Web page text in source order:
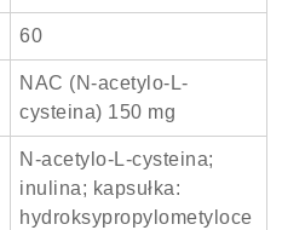
60
NAC (N-acetylo-L-
cysteina) 150 mg
N-acetylo-L-cysteina;
inulina; kapsułka:
hydroksypropylometyloce